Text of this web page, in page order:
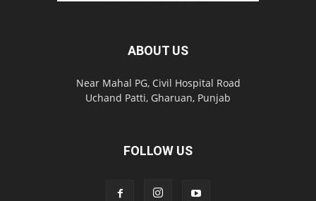
ABOUT US
Near Mahal PG, Civil Hospital Road
Uchand Patti, Gharuan, Punjab
FOLLOW US